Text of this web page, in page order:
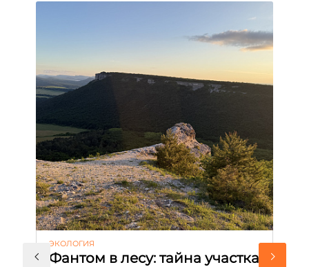
ЭКОЛОГИЯ
Фантом в лесу: тайна участка